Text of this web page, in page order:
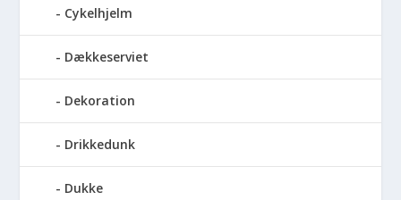
Cykelhjelm
Dækkeserviet
Dekoration
Drikkedunk
Dukke